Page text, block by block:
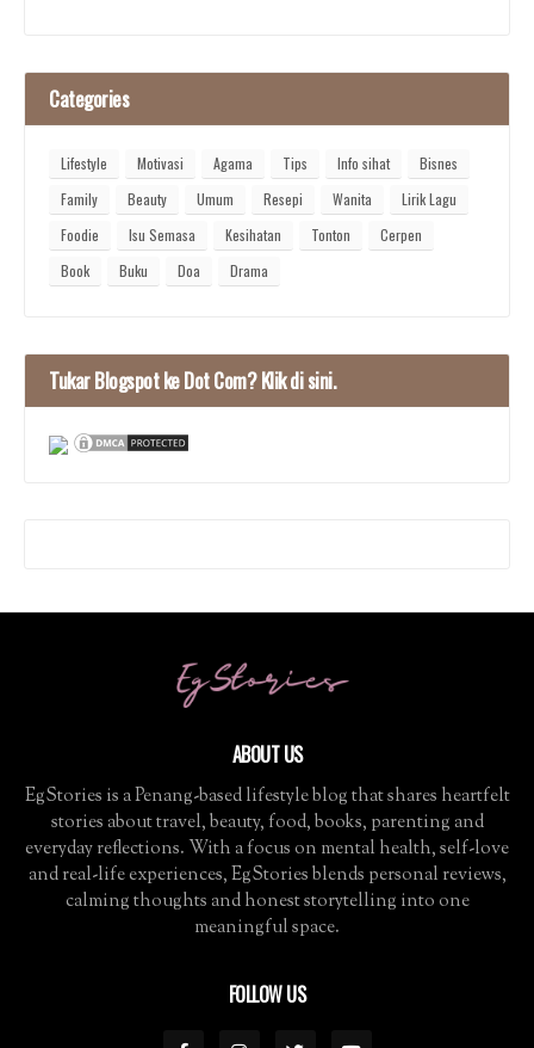
Categories
Lifestyle Motivasi Agama Tips Info sihat
Bisnes
Family
Beauty Umum Resepi Wanita
Lirik Lagu
Foodie
Isu Semasa Kesihatan Tonton
Cerpen
Book
Buku Doa Drama
Tukar Blogspot ke Dot Com? Klik di sini.
ABOUT US
EgStories is a Penang-based lifestyle blog that shares heartfelt
stories about travel, beauty, food, books, parenting and
everyday reflections. With a focus on mental health, self-love
and real-life experiences, EgStories blends personal reviews,
calming thoughts and honest storytelling into one
meaningful space.
FOLLOW US